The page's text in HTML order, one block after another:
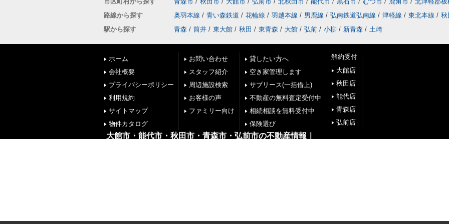
路線から探す
奥羽本線 / 青い森鉄道 / 花輪線 / 羽越本線 / 男鹿線 / 弘南鉄道弘南線 / 津軽線 / 東北本線 / 秋
駅から探す
青森 / 筒井 / 東大館 / 秋田 / 東青森 / 大館 / 弘前 / 小柳 / 新青森 / 土崎
ホーム
会社概要
プライバシーポリシー
利用規約
サイトマップ
物件カタログ
お問い合わせ
スタッフ紹介
周辺施設検索
お客様の声
ファミリー向け
貸したい方へ
空き家管理します
サブリース(一括借上)
不動産の無料査定受付中
相続相談を無料受付中
保険選び
解約受付
大館店
秋田店
能代店
青森店
弘前店
大館市・能代市・秋田市・青森市・弘前市の不動産情報｜